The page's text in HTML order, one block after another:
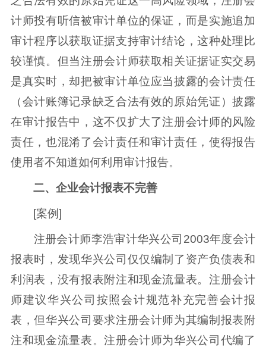
计师投有听信被审计单位的保证，而是实施追加
审计程序以获取证据支持审计结论，这种处理比
较谨慎。但当注册会计师获取相关证据证实交易
是真实时，却把被审计单位应当披露的会计责任
（会计账簿记录缺乏合法有效的原始凭证）披露
在审计报告中，这不仅扩大了注册会计师的风险
责任，也混淆了会计责任和审计责任，使得报告
使用者不知道如何利用审计报告。
二、企业会计报表不完善
[案例]
注册会计师李浩审计华兴公司2003年度会计
报表时，发现华兴公司仅仅编制了资产负债表和
利润表，没有报表附注和现金流量表。注册会计
师建议华兴公司按照会计规范补充完善会计报
表，但华兴公司要求注册会计师为其编制报表附
注和现金流量表。注册会计师为华兴公司代编了